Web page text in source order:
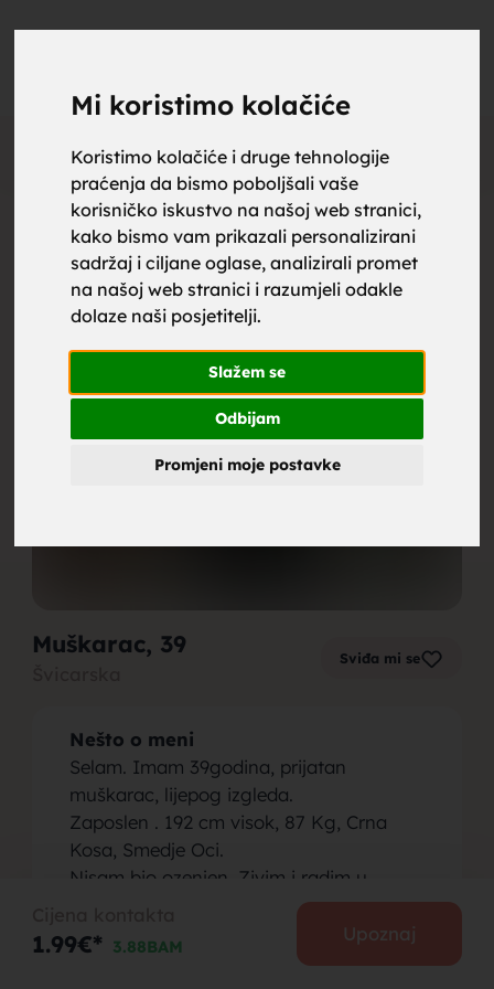
Mi koristimo kolačiće
Koristimo kolačiće i druge tehnologije
praćenja da bismo poboljšali vaše
korisničko iskustvo na našoj web stranici,
kako bismo vam prikazali personalizirani
sadržaj i ciljane oglase, analizirali promet
na našoj web stranici i razumjeli odakle
dolaze naši posjetitelji.
Slažem se
Odbijam
Promjeni moje postavke
Oglas
Muškarac, 39 Sviđa mi se
Nešto o meni
Selam. Imam 39godina, prijatan
muškarac, lijepog izgleda.
Zaposlen . 192 cm visok, 87 Kg, Crna
Kosa, Smedje Oci.
Nisam bio ozenjen. Zivim i radim u
Osoba koju tražim
Trazim ozbiljnu osobu koja ne laze i ne
1.99€* 3.88BAM
Upoznaj
upoznaj
za brak,
zene za
brak,
muskarci
za brak,